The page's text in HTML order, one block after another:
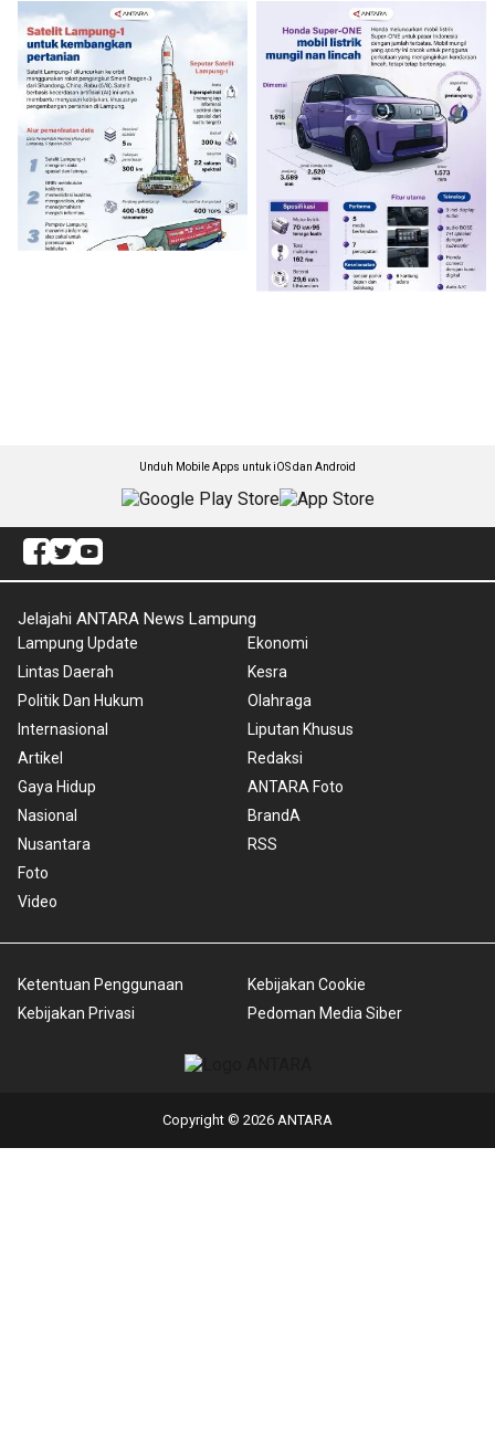
Unduh Mobile Apps untuk iOS dan Android
Jelajahi ANTARA News Lampung
Lampung Update
Lintas Daerah
Politik Dan Hukum
Internasional
Artikel
Gaya Hidup
Nasional
Nusantara
Foto
Video
Ekonomi
Kesra
Olahraga
Liputan Khusus
Redaksi
ANTARA Foto
BrandA
RSS
Ketentuan Penggunaan
Kebijakan Privasi
Kebijakan Cookie
Pedoman Media Siber
Copyright © 2026 ANTARA